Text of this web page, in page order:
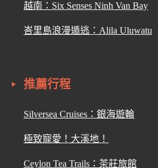
越南：Six Senses Ninh Van Bay
峇里島浪漫遁逃：Alila Uluwatu
推薦行程
Silversea Cruises：銀海遊輪
極致寵愛！大溪地！
Ceylon Tea Trails：茶莊旅館